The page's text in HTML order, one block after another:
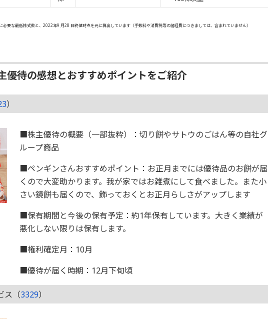
要な最低株式数と、2022年9 月28 日終値時点を元に算出しています（手数料や消費税等の諸経費につきましては、含まれていません）
優待の感想とおすすめポイントをご紹介
）
■株主優待の概要（一部抜粋）：切り餅やサトウのごはん等の自社グ
ループ商品
■ペンギンさんおすすめポイント：お正月までには優待品のお餅が届
くので大変助かります。我が家ではお雑煮にして食べました。また小
さい鏡餅も届くので、飾っておくとお正月らしさがアップします
■保有期間と今後の保有予定：約1年保有しています。大きく業績が
悪化しない限りは保有します。
■権利確定月：10月
■優待が届く時期：12月下旬頃
ス（3329）